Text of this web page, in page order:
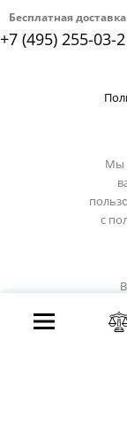
Бесплатная доставка
+7 (495) 255-03-
Мы
с